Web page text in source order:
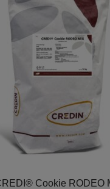
Cookie RODEO